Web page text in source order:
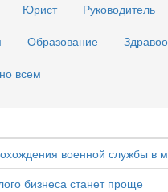
Юрист Руководитель
Образование
всем
военной службы в
бизнеса станет проще